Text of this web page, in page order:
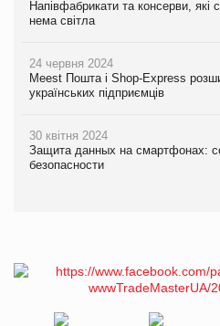
Напівфабрикати та консерви, які
нема світла
24 червня 2024
Meest Пошта і Shop-Express
українських підприємців
30 квітня 2024
Защита данных на смартфонах:
безопасности